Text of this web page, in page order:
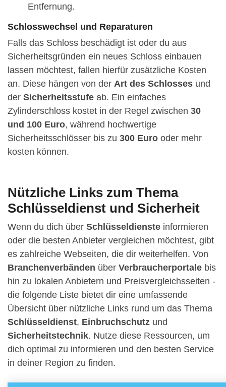
Entfernung.
Schlosswechsel und Reparaturen
Falls das Schloss beschädigt ist oder du aus
Sicherheitsgründen ein neues Schloss einbauen
lassen möchtest, fallen hierfür zusätzliche Kosten
an. Diese hängen von der Art des Schlosses und
der Sicherheitsstufe ab. Ein einfaches
Zylinderschloss kostet in der Regel zwischen 30
und 100 Euro, während hochwertige
Sicherheitsschlösser bis zu 300 Euro oder mehr
kosten können.
Nützliche Links zum Thema
Schlüsseldienst und Sicherheit
Wenn du dich über Schlüsseldienste informieren
oder die besten Anbieter vergleichen möchtest, gibt
es zahlreiche Webseiten, die dir weiterhelfen. Von
Branchenverbänden über Verbraucherportale bis
hin zu lokalen Anbietern und Preisvergleichsseiten -
die folgende Liste bietet dir eine umfassende
Übersicht über nützliche Links rund um das Thema
Schlüsseldienst, Einbruchschutz und
Sicherheitstechnik. Nutze diese Ressourcen, um
dich optimal zu informieren und den besten Service
in deiner Region zu finden.